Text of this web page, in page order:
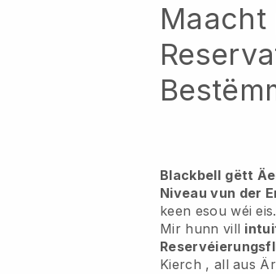
Blackbell gëtt
Niveau vun der
keen esou wéi eis.
Mir hunn vill
Kierch , all aus